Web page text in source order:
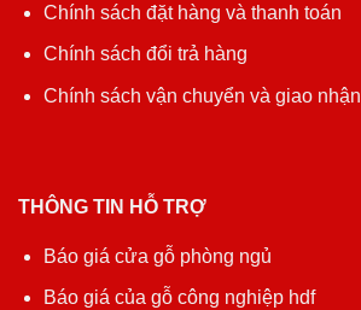
Chính sách đặt hàng và thanh toán
Chính sách đổi trả hàng
Chính sách vận chuyển và giao nhận
THÔNG TIN HỖ TRỢ
Báo giá cửa gỗ phòng ngủ
Báo giá của gỗ công nghiệp hdf